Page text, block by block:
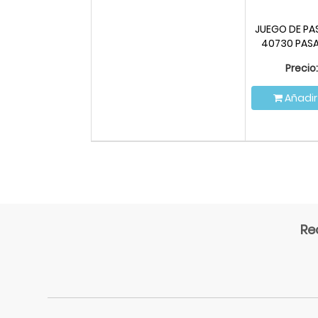
JUEGO DE
40730
Precio: